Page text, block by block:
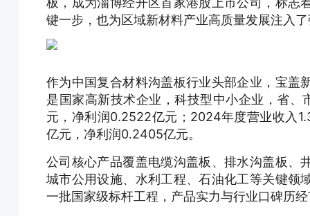
键一步，也为区域新材料产业高质量发展注入
作为中国复合材料沟盖板行业头部企业，宝盖
是国家高新技术企业，科技型中小企业，省
元，净利润0.2522亿元；2024年度营业收入
亿元，净利润0.2405亿元。
公司核心产品覆盖电缆沟盖板、排水沟盖板、
城市公用设施、水利工程、石油化工等关键领
一批国家级标杆工程，产品实力与行业口碑历